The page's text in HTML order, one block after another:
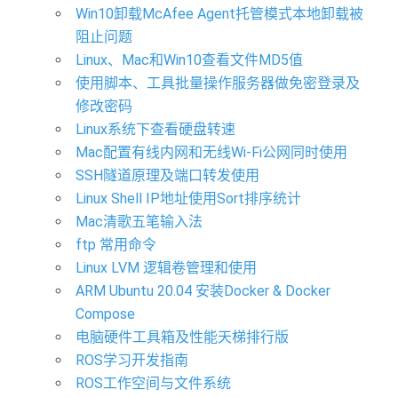
Win10卸载McAfee Agent托管模式本地卸载被
阻止问题
Linux、Mac和Win10查看文件MD5值
使用脚本、工具批量操作服务器做免密登录及
修改密码
Linux系统下查看硬盘转速
Mac配置有线内网和无线Wi-Fi公网同时使用
SSH隧道原理及端口转发使用
Linux Shell IP地址使用Sort排序统计
Mac清歌五笔输入法
ftp 常用命令
Linux LVM 逻辑卷管理和使用
ARM Ubuntu 20.04 安装Docker & Docker
Compose
电脑硬件工具箱及性能天梯排行版
ROS学习开发指南
ROS工作空间与文件系统